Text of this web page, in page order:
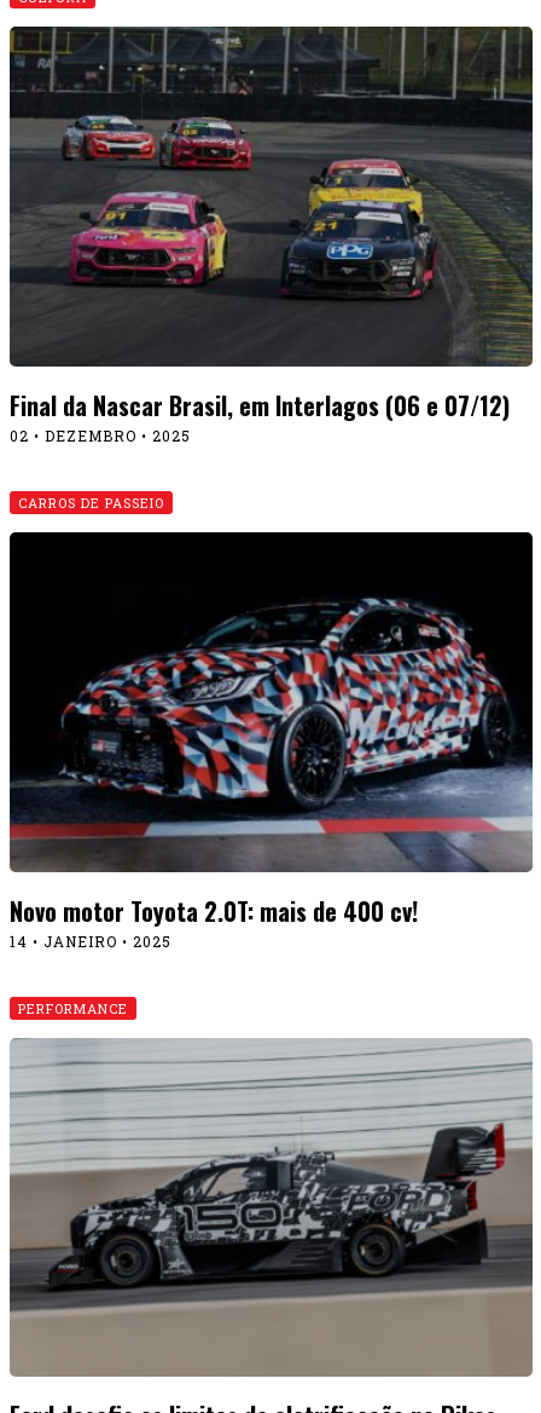
Final da Nascar Brasil, em Interlagos (06 e 07/12)
02 • DEZEMBRO • 2025
CARROS DE PASSEIO
Novo motor Toyota 2.0T: mais de 400 cv!
14 • JANEIRO • 2025
PERFORMANCE